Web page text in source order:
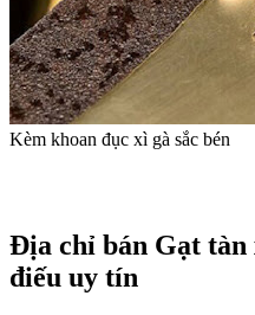
Kèm khoan đục xì gà sắc bén
Địa chỉ bán Gạt
điếu uy tín​